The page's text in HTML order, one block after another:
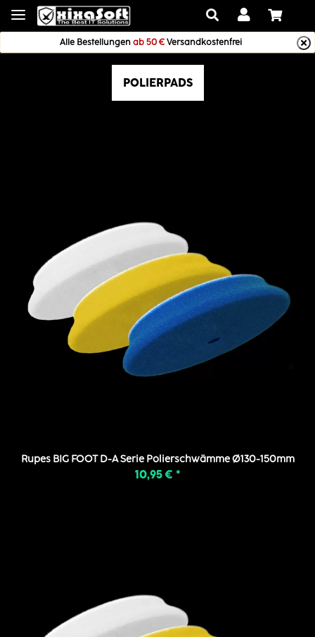
Alle Bestellungenab 50 €Versandkostenfrei
POLIERPADS
Rupes BIG FOOT D-A Serie Polierschwämme Ø130-150mm
10,95 € *